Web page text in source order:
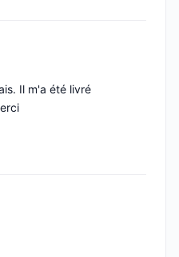
Il m'a été livré